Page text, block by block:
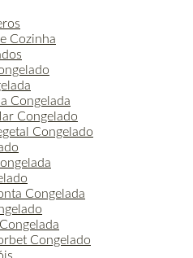
Cozinha
Congelada
Congelado
Congelado
Congelada
Congelado